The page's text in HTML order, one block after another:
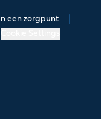
een zorgpunt